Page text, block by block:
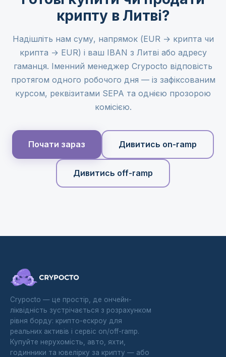
крипту в Литві?
Надішліть нам суму, напрямок (EUR → крипта чи
крипта → EUR) і ваш IBAN з Литві або адресу
гаманця. Іменний менеджер Crypocto відповість
протягом одного робочого дня — із зафіксованим
курсом, реквізитами SEPA та однією прозорою
комісією.
Почати зараз Дивитись on-ramp
Дивитись off-ramp
Crypocto — це простір, де ончейн-
ліквідність зустрічається з розрахунком
рівня борду: крипто-ескроу для
реальних активів і сервіс on/off-ramp.
Купуйте нерухомість, авто, яхти,
годинники та ювелірку за крипту — або